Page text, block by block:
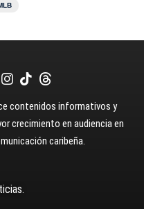
contenidos informativos y
crecimiento en audiencia en
caribeña.